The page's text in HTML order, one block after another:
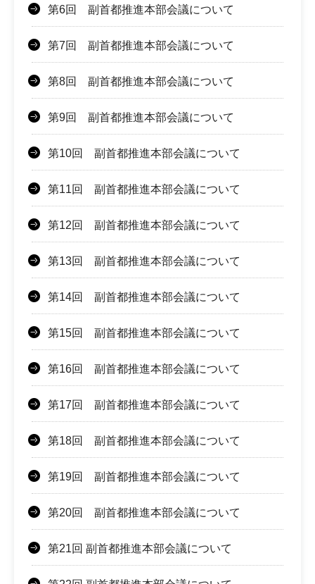
第6回 副首都推進本部会議について
第7回 副首都推進本部会議について
第8回 副首都推進本部会議について
第9回 副首都推進本部会議について
第10回 副首都推進本部会議について
第11回 副首都推進本部会議について
第12回 副首都推進本部会議について
第13回 副首都推進本部会議について
第14回 副首都推進本部会議について
第15回 副首都推進本部会議について
第16回 副首都推進本部会議について
第17回 副首都推進本部会議について
第18回 副首都推進本部会議について
第19回 副首都推進本部会議について
第20回 副首都推進本部会議について
第21回 副首都推進本部会議について